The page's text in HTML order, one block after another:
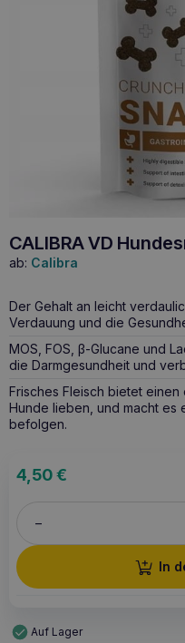
CALIBRA VD
ab: Calibra
Der Gehalt an leicht
Verdauung und die
MOS, FOS, β-Glucane und
die Darmgesundheit und
Frisches Fleisch bietet
Hunde lieben, und macht es
befolgen.
4,50€
–
In
Auf Lager